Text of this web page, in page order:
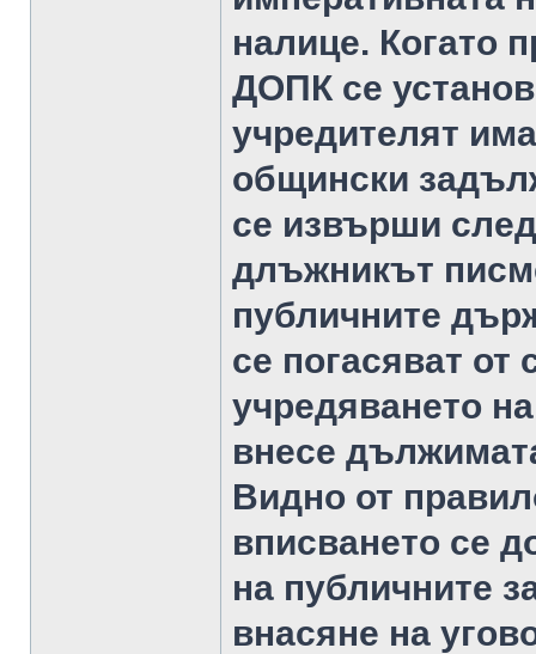
налице. Когато
ДОПК се
учредителят
общински
се извърши
длъжникът
публичните
се погасяват
учредяването
внесе
Видно от
вписването се
на публичните
внасяне на